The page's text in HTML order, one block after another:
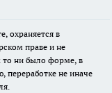
охраняется в
праве и не
то ни было форме, в
переработке не иначе